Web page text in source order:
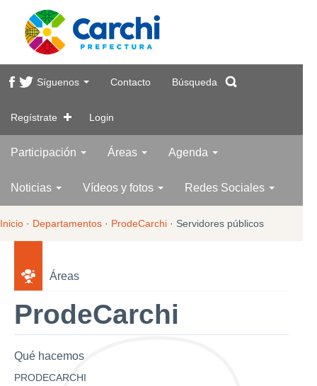
Síguenos Contacto Búsqueda
Regístrate Login
Participación Áreas Agenda
Noticias Vídeos y fotos Redes Sociales
Inicio · Departamentos · ProdeCarchi · Servidores públicos
Áreas
ProdeCarchi
Qué hacemos
PRODECARCHI